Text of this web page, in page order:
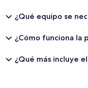
¿Qué equipo se
¿Cómo funciona la
¿Qué más incluye